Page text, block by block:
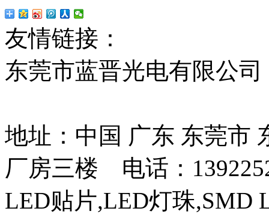
友情链接：
东莞市蓝晋光电有限公
地址：中国 广东 东莞市
厂房三楼 电话：
LED贴片,LED灯珠,SMD